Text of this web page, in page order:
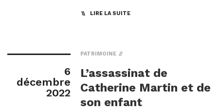
LIRE LA SUITE
6
décembre
2022
PATRIMOINE
L’assassinat de
Catherine Martin et de
son enfant